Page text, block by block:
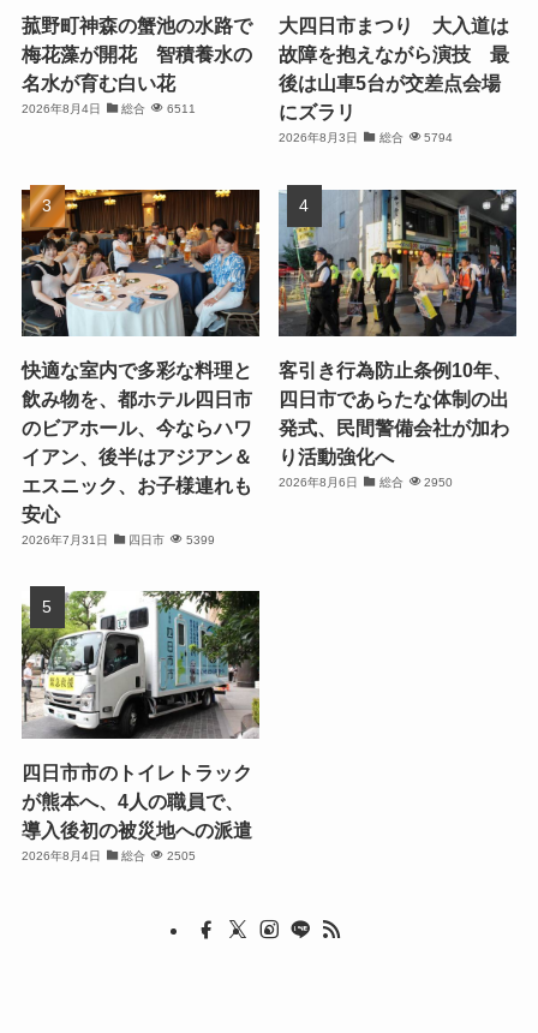
菰野町神森の蟹池の水路で
梅花藻が開花 智積養水の
名水が育む白い花
2026年8月4日 総合 6511
大四日市まつり 大入道は
故障を抱えながら演技 最
後は山車5台が交差点会場
にズラリ
2026年8月3日 総合 5794
快適な室内で多彩な料理と
飲み物を、都ホテル四日市
のビアホール、今ならハワ
イアン、後半はアジアン＆
エスニック、お子様連れも
安心
2026年7月31日 四日市 5399
客引き行為防止条例10年、
四日市であらたな体制の出
発式、民間警備会社が加わ
り活動強化へ
2026年8月6日 総合 2950
四日市市のトイレトラック
が熊本へ、4人の職員で、
導入後初の被災地への派遣
2026年8月4日 総合 2505